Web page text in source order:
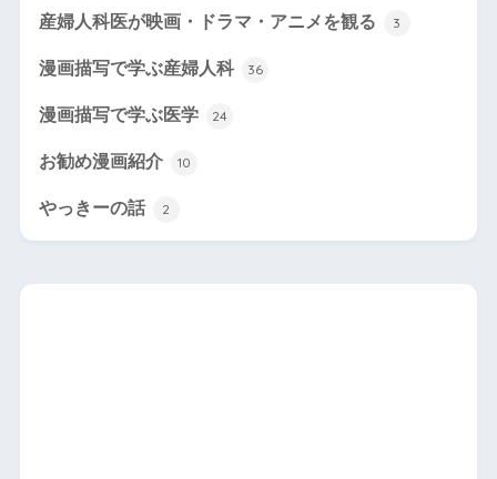
産婦人科医が映画・ドラマ・アニメを観る 3
漫画描写で学ぶ産婦人科 36
漫画描写で学ぶ医学 24
お勧め漫画紹介 10
やっきーの話 2